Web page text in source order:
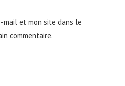
mail et mon site dans le
commentaire.